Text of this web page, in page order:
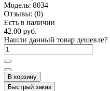
Модель: 8034
Отзывы: (0)
Есть в наличии
42.00 руб.
Нашли данный товар дешевле?
В корзину
Быстрый заказ